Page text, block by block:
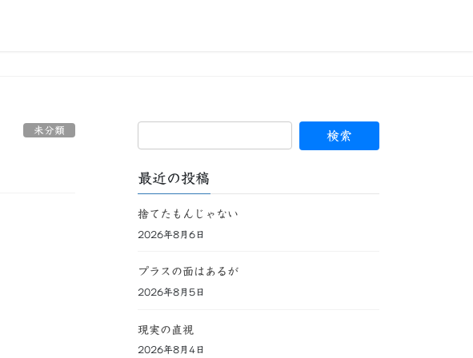
未分類
最近の投稿
捨てたもんじゃない
2026年8月6日
プラスの面はあるが
2026年8月5日
現実の直視
2026年8月4日